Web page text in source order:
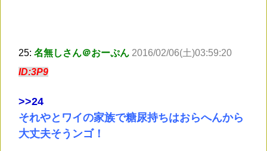
25: 名無しさん＠おーぷん 2016/02/06(土)03:59:20
ID:3P9
>>24
それやとワイの家族で糖尿持ちはおらへんから
大丈夫そうンゴ！